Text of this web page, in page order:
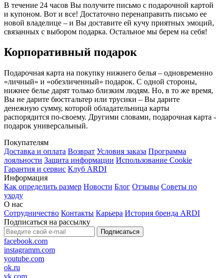
В течение 24 часов Вы получите письмо с подарочной картой
и купоном. Вот и все! Достаточно перенаправить письмо ее
новой владелице – и Вы доставите ей кучу приятных эмоций,
связанных с выбором подарка. Остальное мы берем на себя!
Корпоративный подарок
Подарочная карта на покупку нижнего белья – одновременно
«личный» и «обезличенный» подарок. С одной стороны,
нижнее белье дарят только близким людям. Но, в то же время,
Вы не дарите бюстгальтер или трусики – Вы дарите
денежную сумму, которой обладательница карты
распорядится по-своему. Другими словами, подарочная карта -
подарок универсальный.
Покупателям
Доставка и оплата Возврат Условия заказа Программа
лояльности Защита информации Использование Cookie
Гарантия и сервис Клуб ARDI
Информация
Как определить размер Новости Блог Отзывы Советы по
уходу
О нас
Сотрудничество Контакты Карьера История бренда ARDI
Подписаться на рассылку
Подписаться
facebook.com
instagramm.com
youtube.com
ok.ru